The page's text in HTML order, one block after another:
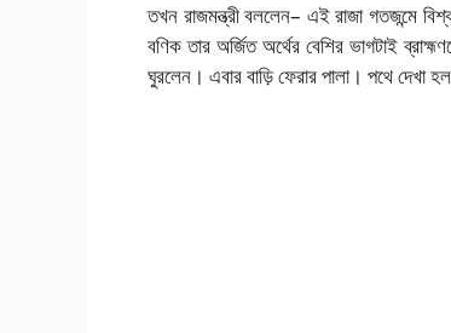
তখন রাজমন্ত্রী বললেন– এই রাজা গতজন্মে
বণিক তার অর্জিত অর্থের বেশির ভাগটাই
ঘুরলেন। এবার বাড়ি ফেরার পালা। পথে দেখা